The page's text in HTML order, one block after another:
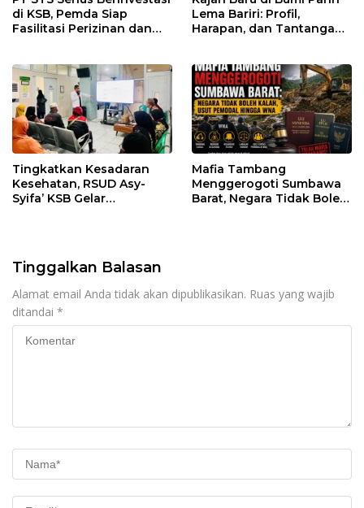
di KSB, Pemda Siap
Fasilitasi Perizinan dan
Lema Bariri: Profil,
Harapan, dan Tantangan
Tingkatkan Kesadaran
Kesehatan, RSUD Asy-
Syifa’ KSB Gelar
Mafia Tambang
Menggerogoti Sumbawa
Barat, Negara Tidak Boleh
Tinggalkan Balasan
Alamat email Anda tidak akan dipublikasikan. Ruas yang wajib
ditandai *